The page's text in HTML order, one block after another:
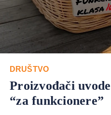
DRUŠTVO
Proizvođači
“za funkcionere”